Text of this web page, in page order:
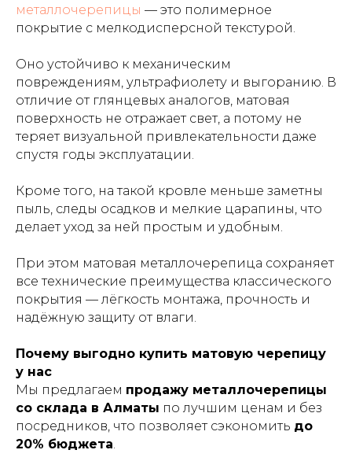
металлочерепицы — это полимерное
покрытие с мелкодисперсной текстурой.
Оно устойчиво к механическим
повреждениям, ультрафиолету и выгоранию. В
отличие от глянцевых аналогов, матовая
поверхность не отражает свет, а потому не
теряет визуальной привлекательности даже
спустя годы эксплуатации.
Кроме того, на такой кровле меньше заметны
пыль, следы осадков и мелкие царапины, что
делает уход за ней простым и удобным.
При этом матовая металлочерепица сохраняет
все технические преимущества классического
покрытия — лёгкость монтажа, прочность и
надёжную защиту от влаги.
Почему выгодно купить матовую черепицу
у нас
Мы предлагаем продажу металлочерепицы
со склада в Алматы по лучшим ценам и без
посредников, что позволяет сэкономить до
20% бюджета.